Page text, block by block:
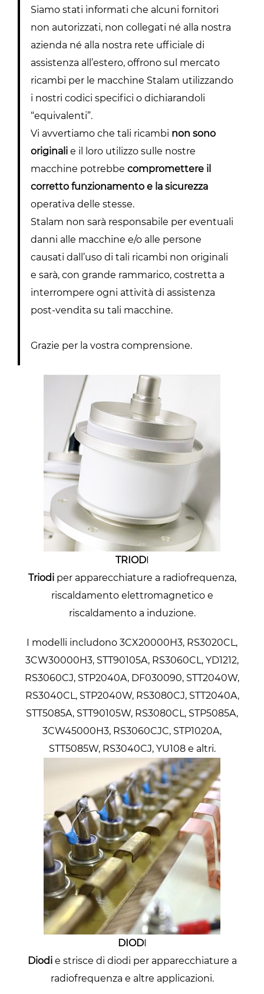
Siamo stati informati che alcuni fornitori
non autorizzati, non collegati né alla nostra
azienda né alla nostra rete ufficiale di
assistenza all’estero, offrono sul mercato
ricambi per le macchine Stalam utilizzando
i nostri codici specifici o dichiarandoli
“equivalenti”.
Vi avvertiamo che tali ricambi non sono
originalie il loro utilizzo sulle nostre
macchine potrebbe compromettere il
corretto funzionamento e la sicurezza
operativa delle stesse.
Stalam non sarà responsabile per eventuali
danni alle macchine e/o alle persone
causati dall’uso di tali ricambi non originali
e sarà, con grande rammarico, costretta a
interrompere ogni attività di assistenza
post-vendita su tali macchine.
Grazie per la vostra comprensione.
TRIODI
Triodiper apparecchiature a radiofrequenza,
riscaldamento elettromagnetico e
riscaldamento a induzione.
I modelli includono 3CX20000H3, RS3020CL,
3CW30000H3, STT90105A, RS3060CL, YD1212,
RS3060CJ, STP2040A, DF030090, STT2040W,
RS3040CL, STP2040W, RS3080CJ, STT2040A,
STT5085A, STT90105W, RS3080CL, STP5085A,
3CW45000H3, RS3060CJC, STP1020A,
STT5085W, RS3040CJ, YU108 e altri.
DIODI
Diodie strisce di diodi per apparecchiature a
radiofrequenza e altre applicazioni.